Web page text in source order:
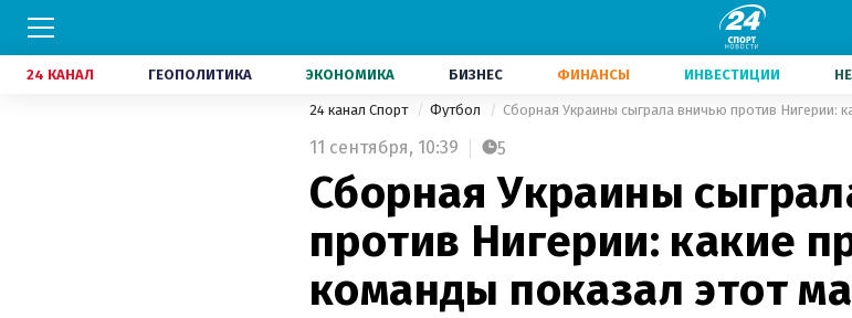
24 КАНАЛ ГЕОПОЛИТИКА ЭКОНОМИКА БИЗНЕС ФИНАНСЫ ИНВЕСТИЦИИ
24 канал Спорт Футбол Сборная Украины сыграла вничью против Нигерии:
11 сентября, 10:39 5
Сборная Украины
против Нигерии: какие
команды показал этот